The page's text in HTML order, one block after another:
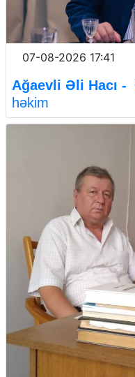
07-08-2026 17:41
Ağaevli Əli Hacı -
həkim